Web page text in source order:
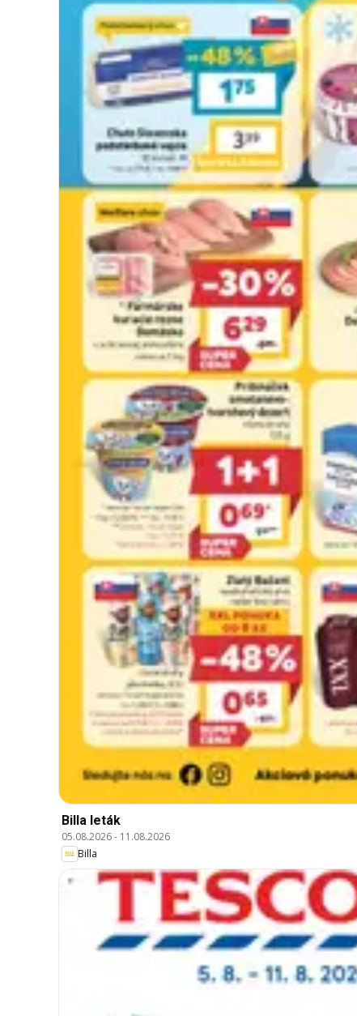
Billa leták
05.08.2026- 11.08.2026
Billa